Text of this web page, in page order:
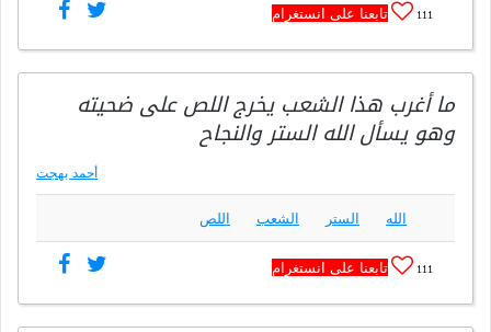
111 تابعنا على انستغرام
ما أغرب هذا الشعب يخرج اللص على ضحيته
وهو يسأل الله الستر والنجاح
أحمد بهجت
الله الستر الشعب اللص
111 تابعنا على انستغرام